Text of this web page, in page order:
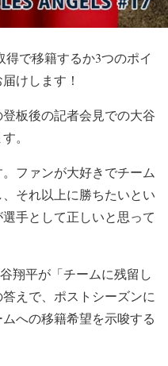
で移籍するか3つのポイ
けします！
板後の記者会見での大谷
。
ファンが大好きでチーム
それ以上に勝ちたいとい
手として正しいと思って
翔平が「チームに残留し
えで、ポストシーズンに
への移籍希望を示唆する